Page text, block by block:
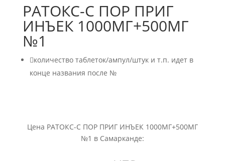
РАТОКС-С ПОР ПРИГ
ИНЪЕК 1000МГ+500МГ
№1
количество таблеток/ампул/штук и т.п. идет в
конце названия после №
Цена РАТОКС-С ПОР ПРИГ ИНЪЕК 1000МГ+500МГ
№1 в Самарканде: